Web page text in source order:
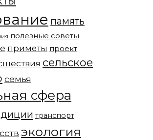
память
полезные советы
приметы проект
сельское
семья
сфера
транспорт
экология